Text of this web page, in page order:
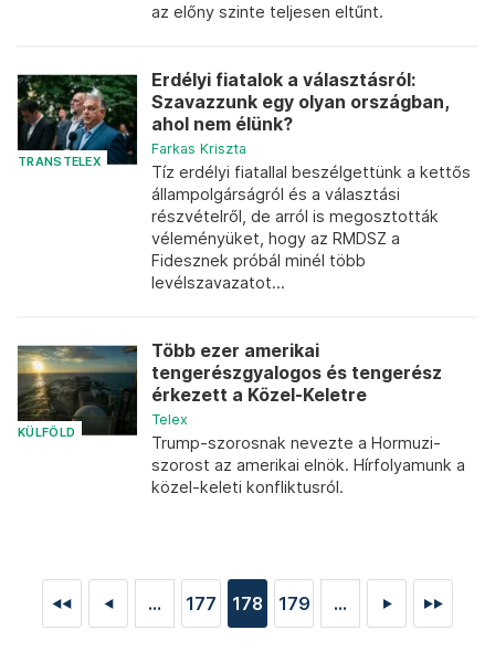
az előny szinte teljesen eltűnt.
TRANSTELEX
Erdélyi fiatalok a választásról:
Szavazzunk egy olyan országban,
ahol nem élünk?
Farkas Kriszta
Tíz erdélyi fiatallal beszélgettünk a kettős
állampolgárságról és a választási
részvételről, de arról is megosztották
véleményüket, hogy az RMDSZ a
Fidesznek próbál minél több
levélszavazatot...
KÜLFÖLD
Több ezer amerikai
tengerészgyalogos és tengerész
érkezett a Közel-Keletre
Telex
Trump-szorosnak nevezte a Hormuzi-
szorost az amerikai elnök. Hírfolyamunk a
közel-keleti konfliktusról.
◄◄ ◄ ... 177 178 179 ... ► ►►